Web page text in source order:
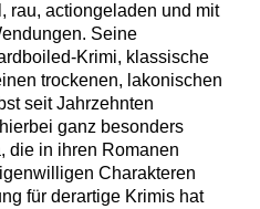
rau, actiongeladen und mit
Seine
Krimi, klassische
trockenen, lakonischen
seit Jahrzehnten
ganz besonders
die in ihren Romanen
Charakteren
für derartige Krimis hat